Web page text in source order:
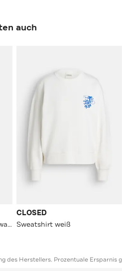
auch
Stoffhose 'Bottomsup' schwarz
CLOSED
Sweatshirt weiß
des Herstellers. Prozentuale Ersparnis